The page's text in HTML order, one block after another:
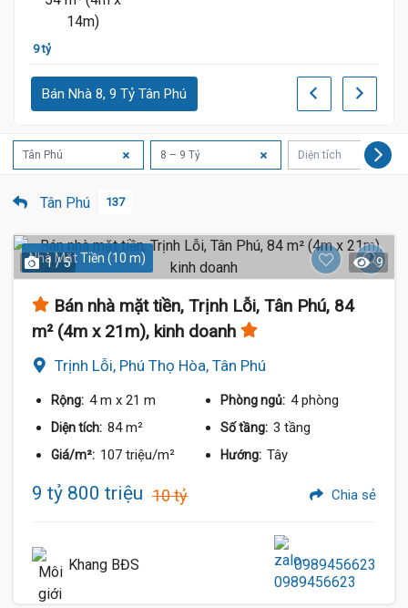
9 tỷ
Bán Nhà 8, 9 Tỷ Tân Phú
Tân Phú 8 – 9 Tỷ Diện tích
Tân Phú 137
Nhà Mặt Tiền (10 m)
1 / 5 9
Bán nhà mặt tiền, Trịnh Lỗi, Tân Phú, 84
m² (4m x 21m), kinh doanh
Trịnh Lỗi, Phú Thọ Hòa, Tân Phú
Rộng: 4 m x 21 m Phòng ngủ: 4 phòng
Diện tích: 84 m² Số tầng: 3 tầng
Giá/m²: 107 triệu/m² Hướng: Tây
9 tỷ 800 triệu 10 tỷ Chia sẻ
Khang BĐS 0989456623